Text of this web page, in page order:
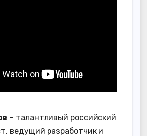
– талантливый российский
ведущий разработчик и